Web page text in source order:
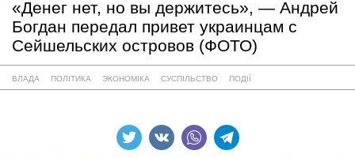
«Денег нет, но вы держитесь», — Андрей
Богдан передал привет украинцам с
Сейшельских островов (ФОТО)
ВЛАДА ПОЛІТИКА ЭКОНОМІКА СУСПІЛЬСТВО ПОДІЇ